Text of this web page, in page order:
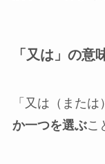
「又は」の意
「又は（または
か一つを選ぶこ